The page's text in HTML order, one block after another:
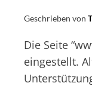
Geschrieben von
Die Seite
eingestellt.